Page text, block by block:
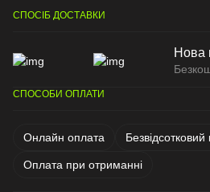
СПОСІБ ДОСТАВКИ
Нова
СПОСОБИ ОПЛАТИ
Онлайн оплата Безвідсотковий
Оплата при отриманні